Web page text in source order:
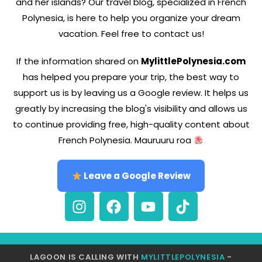
Polynesia, is here to help you organize your dream
vacation. Feel free to contact us!
If the information shared on MylittlePolynesia.com
has helped you prepare your trip, the best way to
support us is by leaving us a Google review. It helps us
greatly by increasing the blog's visibility and allows us
to continue providing free, high-quality content about
French Polynesia. Mauruuru roa
Leave a Google Review
LAGOON IS CALLING WITH MYLITTLEPOLYNESIA -